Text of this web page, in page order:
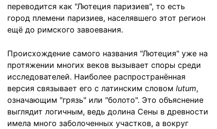
переводится как "Лютеция паризиев", то есть
город племени паризиев, населявшего этот регион
ещё до римского завоевания.
Происхождение самого названия "Лютеция" уже на
протяжении многих веков вызывает споры среди
исследователей. Наиболее распространённая
версия связывает его с латинским словом lutum,
означающим "грязь" или "болото". Это объяснение
выглядит логичным, ведь долина Сены в древности
имела много заболоченных участков, а вокруг